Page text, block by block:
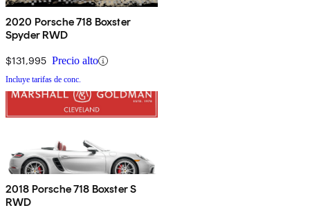
2020 Porsche 718 Boxster
Spyder RWD
$131,995 Precio alto
Incluye tarifas de conc.
2018 Porsche 718 Boxster S
RWD